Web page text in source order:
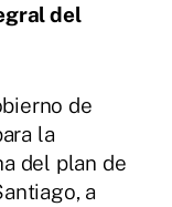
del
de
la
del plan de
a